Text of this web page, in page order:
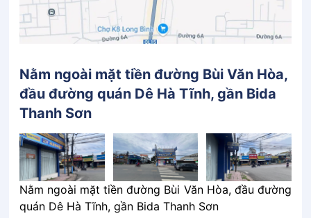
Nằm ngoài mặt tiền đường Bùi Văn Hòa,
đầu đường quán Dê Hà Tĩnh, gần Bida
Thanh Sơn
Nằm ngoài mặt tiền đường Bùi Văn Hòa, đầu đường
quán Dê Hà Tĩnh, gần Bida Thanh Sơn